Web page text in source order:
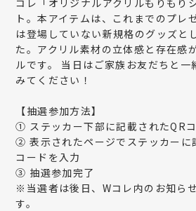
ト。本アイテムは、これまでのプレ
は登場していない新規格のグッズと
た。アクリル素材の立体感と存在感
ルです。 当日はご家族お友だちと一
みてください！
【抽選参加方法】
① ステッカー下部に記載されたQR
② 表示されたページでステッカーに
コードを入力
③ 抽選参加完了
※当選者は後日、Wコレ内のお知ら
す。